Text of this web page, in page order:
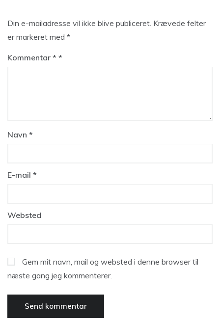
Din e-mailadresse vil ikke blive publiceret. Krævede felter
er markeret med *
Kommentar *
Navn *
E-mail *
Websted
Gem mit navn, mail og websted i denne browser til
næste gang jeg kommenterer.